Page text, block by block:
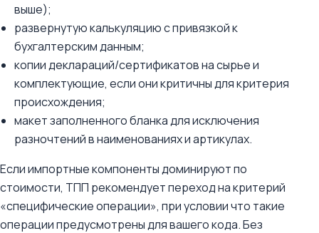
выше);
развернутую калькуляцию с привязкой к
бухгалтерским данным;
копии деклараций/сертификатов на сырье и
комплектующие, если они критичны для критерия
происхождения;
макет заполненного бланка для исключения
разночтений в наименованиях и артикулах.
Если импортные компоненты доминируют по
стоимости, ТПП рекомендует переход на критерий
«специфические операции», при условии что такие
операции предусмотрены для вашего кода. Без